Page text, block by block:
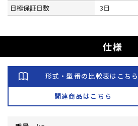
日極保証日数
3日
仕様
形式・型番の比較表はこちら
関連商品はこちら